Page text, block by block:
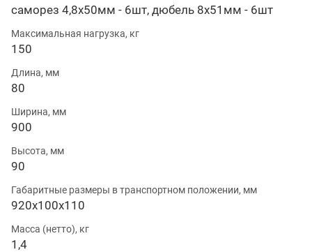
саморез 4,8х50мм - 6шт, дюбель 8х51мм - 6шт
Максимальная нагрузка, кг
150
Длина, мм
80
Ширина, мм
900
Высота, мм
90
Габаритные размеры в транспортном положении, мм
920х100х110
Масса (нетто), кг
1,4